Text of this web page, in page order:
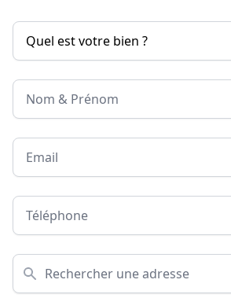
Nom & Prénom
Email
Téléphone
Adresse